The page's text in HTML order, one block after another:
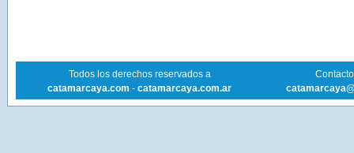
Todos los derechos reservados a
catamarcaya.com - catamarcaya.com.ar